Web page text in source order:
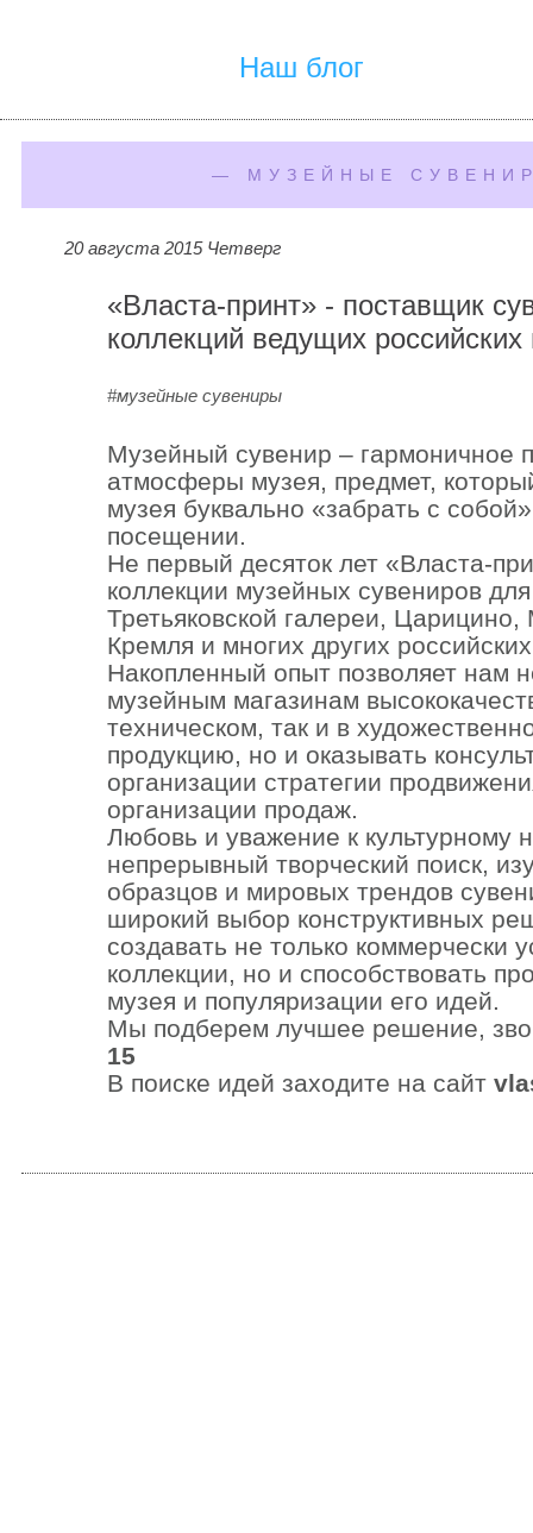
Наш блог
— МУЗЕЙНЫЕ
20 августа 2015 Четверг
«Власта-принт» - поставщик
коллекций ведущих российских
#музейные сувениры
Музейный сувенир – гармоничное
атмосферы музея, предмет,
музея буквально «забрать с
посещении.
Не первый десяток лет «Власта-
коллекции музейных сувениров
Третьяковской галереи, Царицино,
Кремля и многих других
Накопленный опыт позволяет нам
музейным магазинам
техническом, так и в
продукцию, но и оказывать
организации стратегии
организации продаж.
Любовь и уважение к культурному
непрерывный творческий поиск,
образцов и мировых трендов
широкий выбор конструктивных
создавать не только коммерчески
коллекции, но и способствовать
музея и популяризации его идей.
Мы подберем лучшее решение,
15
В поиске идей заходите на сайт